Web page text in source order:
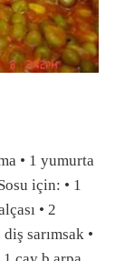
• 1 yumurta
için: • 1
• 2
sarımsak •